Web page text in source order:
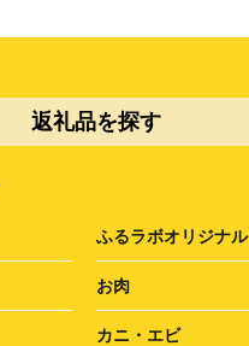
返礼品を探す
ふるラボオリジナル
お肉
カニ・エビ